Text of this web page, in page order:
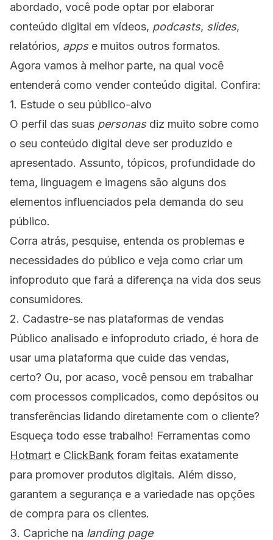
abordado, você pode optar por elaborar
conteúdo digital em vídeos, podcasts, slides,
relatórios, appse muitos outros formatos.
Agora vamos à melhor parte, na qual você
entenderá como vender conteúdo digital. Confira:
1. Estude o seu público-alvo
O perfil das suas personasdiz muito sobre como
o seu conteúdo digital deve ser produzido e
apresentado. Assunto, tópicos, profundidade do
tema, linguagem e imagens são alguns dos
elementos influenciados pela demanda do seu
público.
Corra atrás, pesquise, entenda os problemas e
necessidades do público e veja como criar um
infoproduto que fará a diferença na vida dos seus
consumidores.
2. Cadastre-se nas plataformas de vendas
Público analisado e infoproduto criado, é hora de
usar uma plataforma que cuide das vendas,
certo? Ou, por acaso, você pensou em trabalhar
com processos complicados, como depósitos ou
transferências lidando diretamente com o cliente?
Esqueça todo esse trabalho! Ferramentas como
Hotmart e ClickBank foram feitas exatamente
para promover produtos digitais. Além disso,
garantem a segurança e a variedade nas opções
de compra para os clientes.
3. Capriche na landing page